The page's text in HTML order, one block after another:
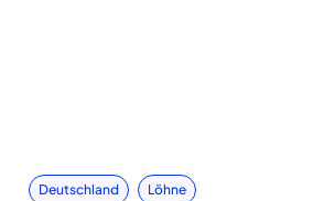
Deutschland Löhne